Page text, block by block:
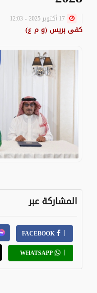
كفى بريس (و م ع)
المشاركة عبر
FACEBOOK
WHATSAPP